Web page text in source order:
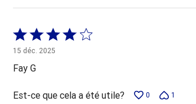
Coté
4 sur
5
15 déc. 2025
Fay G
Est-ce que cela a été utile? 0 1